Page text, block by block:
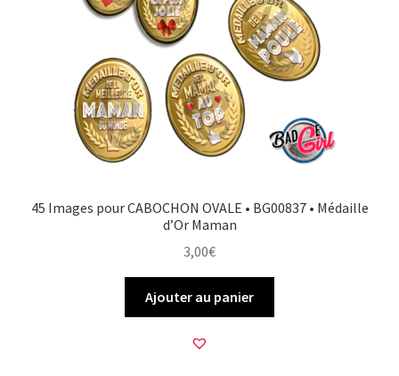
45 Images pour CABOCHON OVALE • BG00837 • Médaille
d’Or Maman
3,00€
Ajouter au panier